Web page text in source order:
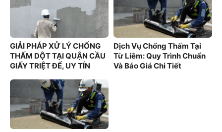
GIẢI PHÁP XỬ LÝ CHỐNG
THẤM DỘT TẠI QUẬN CẦU
GIẤY TRIỆT ĐỂ, UY TÍN
Dịch Vụ Chống Thấm Tại
Từ Liêm: Quy Trình Chuẩn
Và Báo Giá Chi Tiết